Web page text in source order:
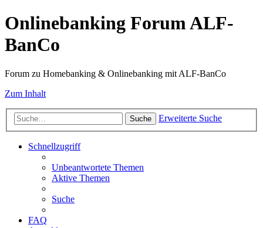
Onlinebanking Forum ALF-
BanCo
Forum zu Homebanking & Onlinebanking mit ALF-BanCo
Zum Inhalt
Suche Erweiterte Suche
Schnellzugriff
Unbeantwortete Themen
Aktive Themen
Suche
FAQ